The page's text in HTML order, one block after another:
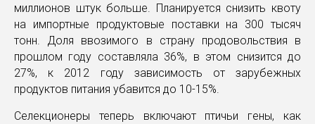
миллионов штук больше. Планируется снизить квоту
на импортные продуктовые поставки на 300 тысяч
тонн. Доля ввозимого в страну продовольствия в
прошлом году составляла 36%, в этом снизится до
27%, к 2012 году зависимость от зарубежных
продуктов питания убавится до 10-15%.
Селекционеры теперь включают птичьи гены, как